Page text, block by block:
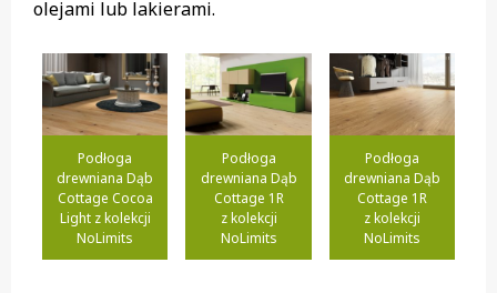
olejami lub lakierami.
Podłoga
drewniana Dąb
Cottage Cocoa
Light z kolekcji
NoLimits
Podłoga
drewniana Dąb
Cottage 1R
z kolekcji
NoLimits
Podłoga
drewniana Dąb
Cottage 1R
z kolekcji
NoLimits